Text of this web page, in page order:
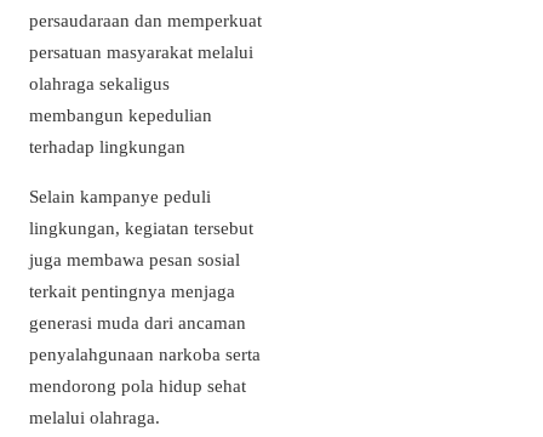
persaudaraan dan memperkuat
persatuan masyarakat melalui
olahraga sekaligus
membangun kepedulian
terhadap lingkungan
Selain kampanye peduli
lingkungan, kegiatan tersebut
juga membawa pesan sosial
terkait pentingnya menjaga
generasi muda dari ancaman
penyalahgunaan narkoba serta
mendorong pola hidup sehat
melalui olahraga.